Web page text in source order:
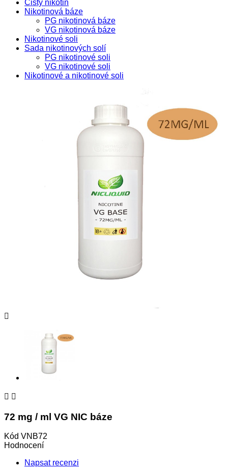
Čistý nikotin
Nikotinová báze
PG nikotinová báze
VG nikotinová báze
Nikotinové soli
Sada nikotinových solí
PG nikotinové soli
VG nikotinové soli
Nikotinové a nikotinové soli

 
72 mg / ml VG NIC báze
Kód VNB72
Hodnocení
Napsat recenzi